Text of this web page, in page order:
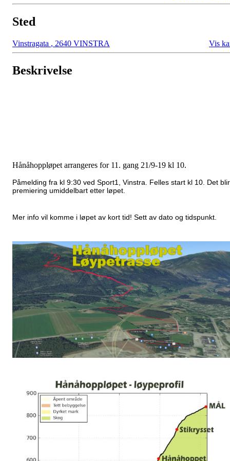
Sted
Vinstragata , 2640 VINSTRA Vis
Beskrivelse
Hånåhoppløpet arrangeres for 11. gang 21/9-19 kl 10.
Påmelding fra kl 9:30 ved Sport1, Vinstra. Felles start kl 10. Det blir
premiering umiddelbart etter løpet.
Mer info vil komme i løpet av kort tid! Sett av dato og tidspunkt.